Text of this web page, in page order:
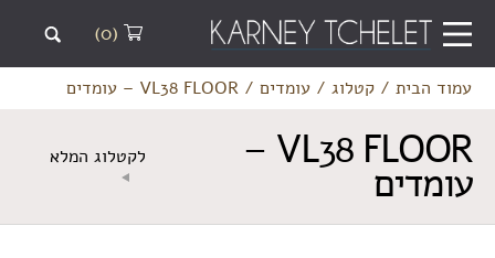
(0)
עמוד הבית/ קטלוג/ עומדים/ VL38 FLOOR – עומדים
VL38 FLOOR –
עומדים לקטלוג המלא